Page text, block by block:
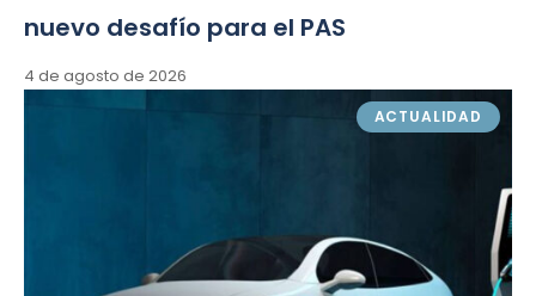
nuevo desafío para el PAS
4 de agosto de 2026
ACTUALIDAD